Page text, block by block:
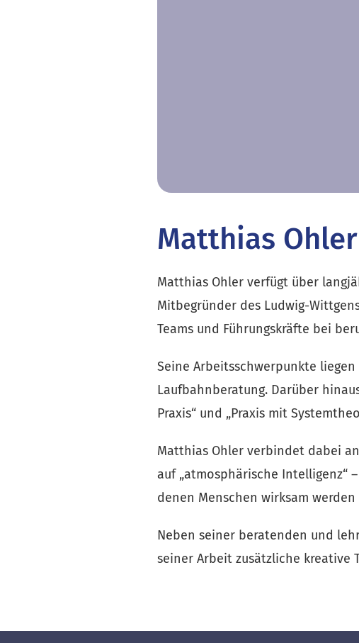
Matthias Ohler
Matthias Ohler verfügt über
Mitbegründer des Ludwig-
Teams und Führungskräfte bei
Seine Arbeitsschwerpunkte
Laufbahnberatung. Darüber
Praxis“ und „Praxis mit
Matthias Ohler verbindet dabei
auf „atmosphärische Intelligenz“
denen Menschen wirksam
Neben seiner beratenden und
seiner Arbeit zusätzliche kreative